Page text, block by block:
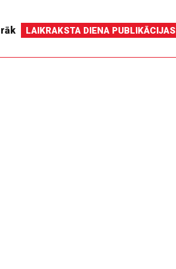
LAIKRAKSTA DIENA PUBLIKĀCIJAS